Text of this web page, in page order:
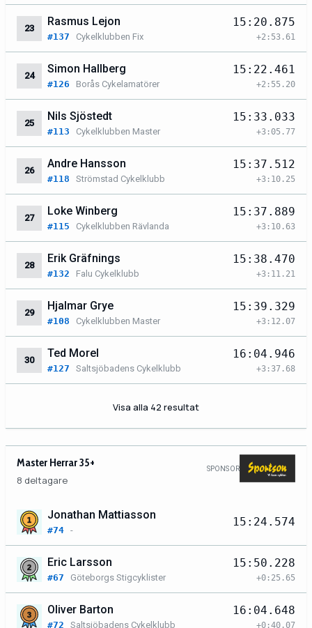
23
Rasmus Lejon
#137 Cykelklubben Fix
15:20.875
+2:53.61
24
Simon Hallberg
#126 Borås Cykelamatörer
15:22.461
+2:55.20
25
Nils Sjöstedt
#113 Cykelklubben Master
15:33.033
+3:05.77
26
Andre Hansson
#118 Strömstad Cykelklubb
15:37.512
+3:10.25
27
Loke Winberg
#115 Cykelklubben Rävlanda
15:37.889
+3:10.63
28
Erik Gräfnings
#132 Falu Cykelklubb
15:38.470
+3:11.21
29
Hjalmar Grye
#108 Cykelklubben Master
15:39.329
+3:12.07
30
Ted Morel
#127 Saltsjöbadens Cykelklubb
16:04.946
+3:37.68
Visa alla 42 resultat
Master Herrar 35+
8 deltagare
SPONSOR
Jonathan Mattiasson
#74 -
15:24.574
Eric Larsson
#67 Göteborgs Stigcyklister
15:50.228
+0:25.65
Oliver Barton
#72 Saltsjöbadens Cykelklubb
16:04.648
+0:40.07